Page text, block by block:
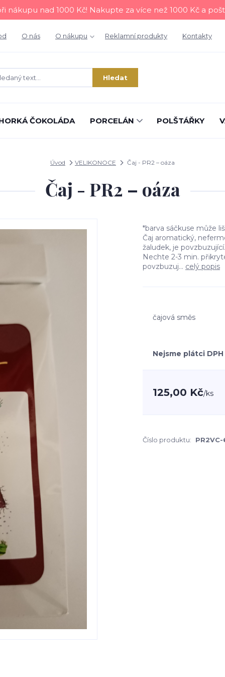
nákupu nad 1000 Kč! Nakupte za více než 1000 Kč a
O nás O nákupu Reklamní produkty Kontakty
Hledat
ČOKOLÁDA PORCELÁN POLŠTÁŘKY
Úvod VELIKONOCE Čaj - PR2 – oáza
Čaj - PR2 – oáza
*barva sáčkuse může
Čaj aromatický,
žaludek, je
Nechte 2-3 min.
povzbuzuj... celý popis
čajová směs
Nejsme plátci DPH
125,00 Kč/ks
Číslo produktu: PR2VC-